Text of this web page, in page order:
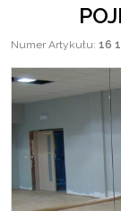
Numer Artykułu: 16